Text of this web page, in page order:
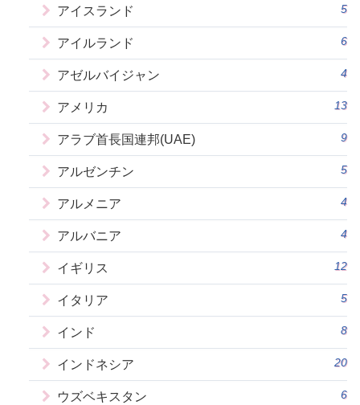
アイスランド 5
アイルランド 6
アゼルバイジャン 4
アメリカ 13
アラブ首長国連邦(UAE) 9
アルゼンチン 5
アルメニア 4
アルバニア 4
イギリス 12
イタリア 5
インド 8
インドネシア 20
ウズベキスタン 6